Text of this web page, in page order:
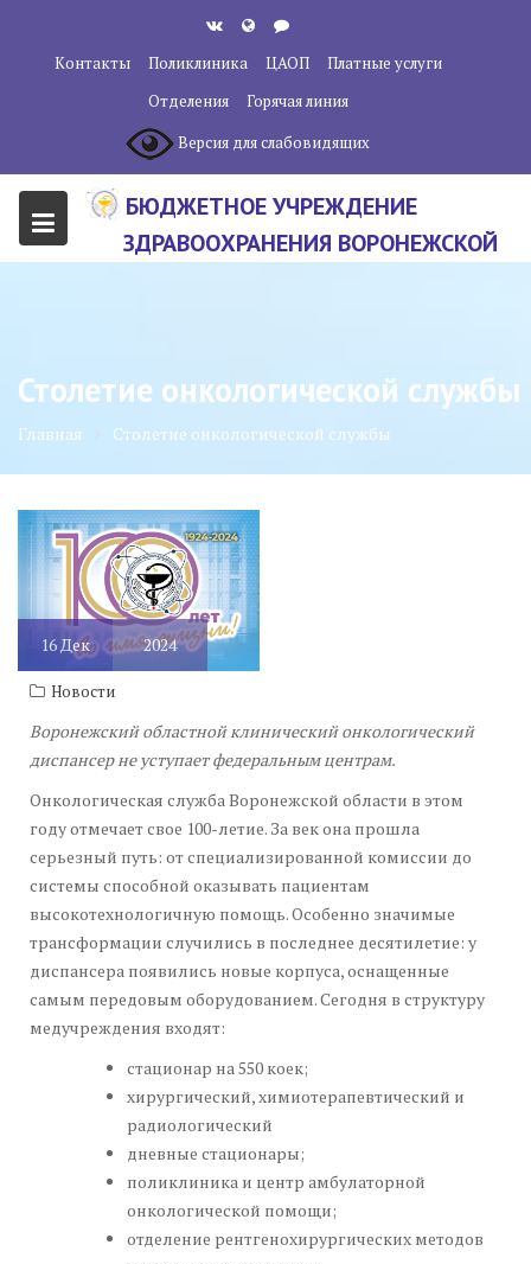
содержанию
Контакты Поликлиника ЦАОП
Платные услуги
Отделения
Горячая линия
Версия для слабовидящих
БЮДЖЕТНОЕ УЧРЕЖДЕНИЕ
ЗДРАВООХРАНЕНИЯ ВОРОНЕЖСКОЙ
ЦЕНТР"
Столетие онкологической службы
Главная Столетие онкологической службы
16Дек 2024
Новости
Воронежский областной клинический онкологический
диспансер не уступает федеральным центрам.
Онкологическая служба Воронежской области в этом
году отмечает свое 100-летие. За век она прошла
серьезный путь: от специализированной комиссии до
системы способной оказывать пациентам
высокотехнологичную помощь. Особенно значимые
трансформации случились в последнее десятилетие: у
диспансера появились новые корпуса, оснащенные
самым передовым оборудованием. Сегодня в структуру
медучреждения входят:
стационар на 550 коек;
хирургический, химиотерапевтический и
радиологический
дневные стационары;
поликлиника и центр амбулаторной
онкологической помощи;
отделение рентгенохирургических методов